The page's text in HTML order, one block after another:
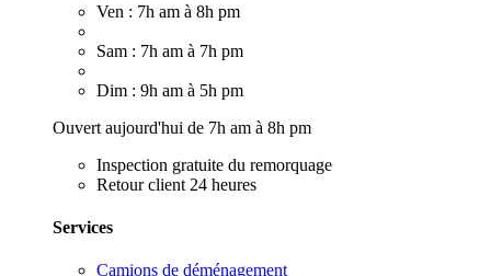
Ven : 7h am à 8h pm
Sam : 7h am à 7h pm
Dim : 9h am à 5h pm
Ouvert aujourd'hui de 7h am à 8h pm
Inspection gratuite du remorquage
Retour client 24 heures
Services
Camions de déménagement